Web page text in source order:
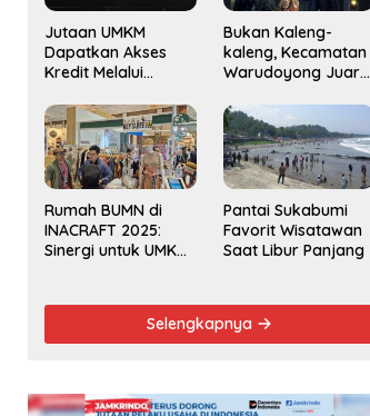
Jutaan UMKM
Dapatkan Akses
Kredit Melalui
Jamkrindo
Bukan Kaleng-
kaleng, Kecamatan
Warudoyong Juara
Musrenbang
Kecamatan 2025
Rumah BUMN di
INACRAFT 2025:
Sinergi untuk UMKM
Pantai Sukabumi
Favorit Wisatawan
Saat Libur Panjang
Selengkapnya